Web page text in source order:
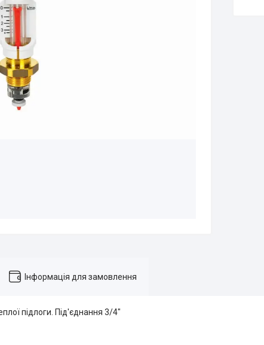
Інформація для замовлення
підлоги. Під'єднання 3/4"